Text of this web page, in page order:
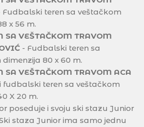
Fudbalski teren sa veštačkom
x 56 m.
SA VEŠTAČKOM TRAVOM
- Fudbalski teren sa
80 x 60 m.
SA VEŠTAČKOM TRAVOM ACA
fudbalski teren sa veštačkom
X 20 m.
poseduje i svoju ski stazu Junior
staza Junior ima samo jednu